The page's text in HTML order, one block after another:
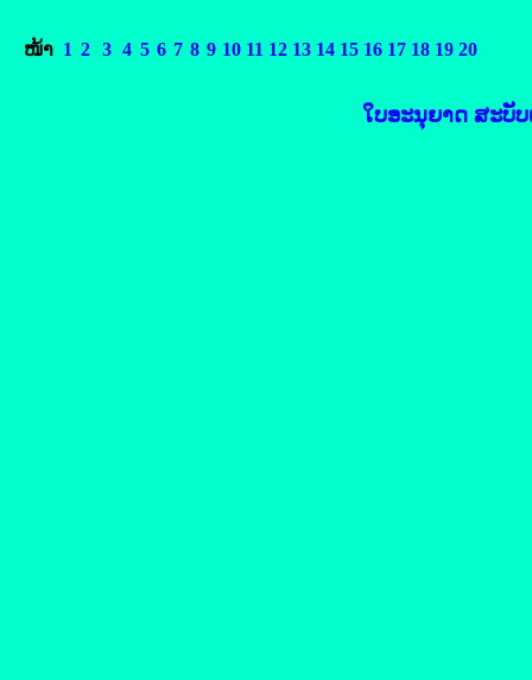
ໜ້າ 1 2 3 4 5 6 7 8 9 10 11 12 13 14 15 16 17 18 19 20
ໃບອະນຸຍາດ ສະບັ